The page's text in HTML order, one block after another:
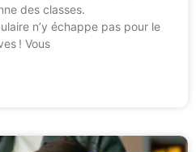
des classes.
n’y échappe pas pour le
! Vous